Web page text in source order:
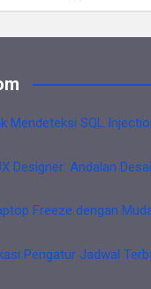
Mendeteksi SQL
Designer: Andalan
Freeze dengan
Pengatur Jadwal